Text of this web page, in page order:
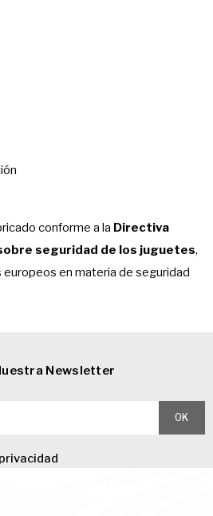
conforme a la Directiva
seguridad de los juguetes,
en materia de seguridad
Newsletter